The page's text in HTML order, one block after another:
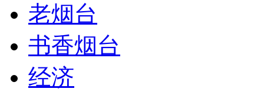
老烟台
书香烟台
经济